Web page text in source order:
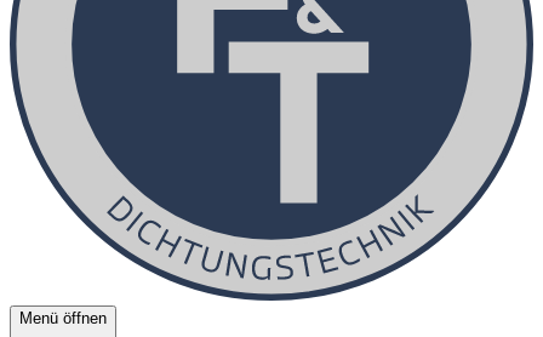
Menü öffnen